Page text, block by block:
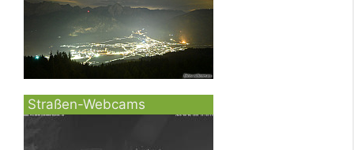
Straßen-Webcams